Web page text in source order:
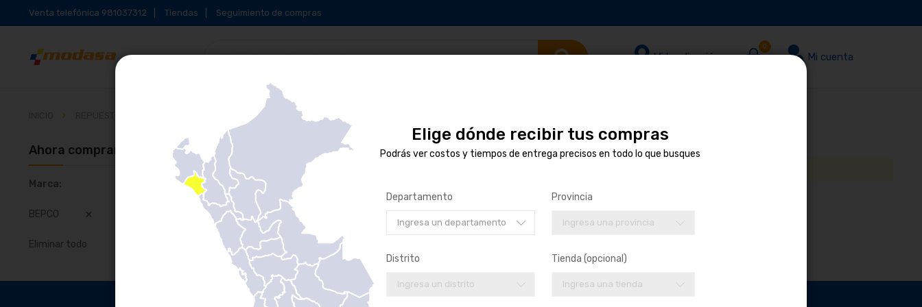
Venta telefónica 981037312 Tiendas Seguimiento de compras
Mi localización
0
Mi cuenta
EMBRAGUE
Ahora comprando por
Marca
BEPCO
Eliminar todo
No podemos encontrar productos que coincida con la selección.
Elige dónde recibir tus compras
Podrás ver costos y tiempos de entrega precisos en todo lo que busques
Departamento
Ingresa un departamento
Provincia
Ingresa una provincia
Distrito
Ingresa un distrito
Tienda (opcional)
Ingresa una tienda